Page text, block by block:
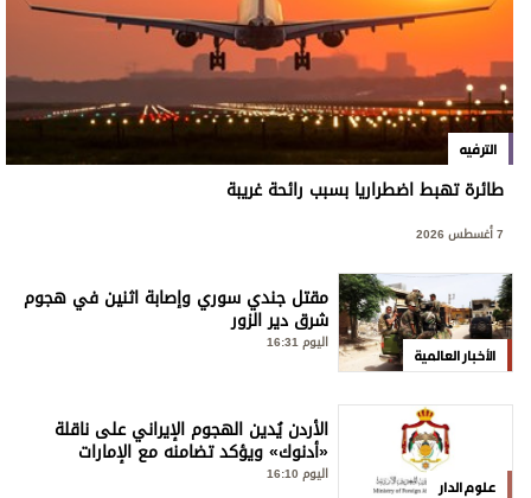
الترفيه
طائرة تهبط اضطراريا بسبب رائحة غريبة
الأخبار العالمية
مقتل جندي سوري وإصابة اثنين في هجوم
شرق دير الزور
اليوم 16:31
علوم الدار
الأردن يُدين الهجوم الإيراني على ناقلة
«أدنوك» ويؤكد تضامنه مع الإمارات
اليوم 16:10